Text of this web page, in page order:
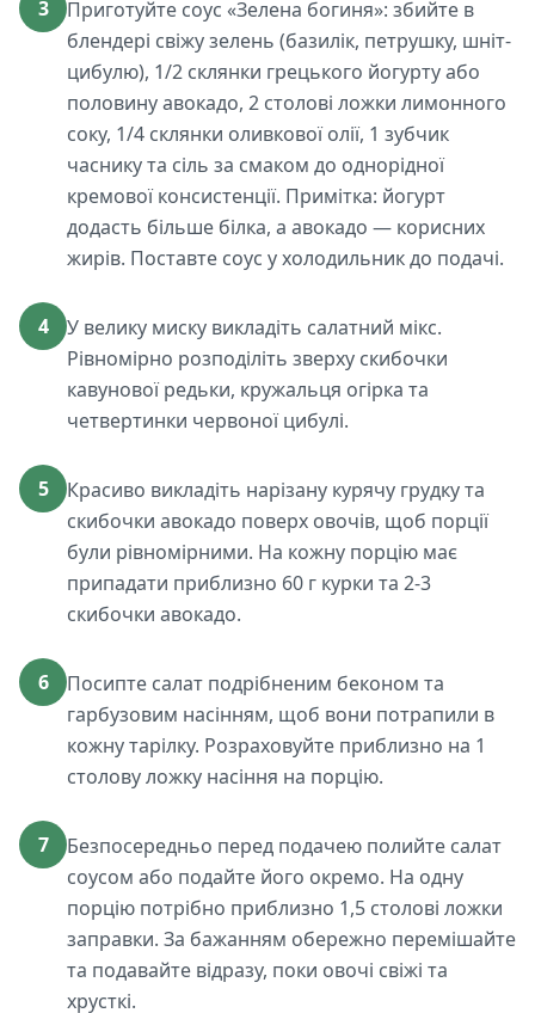
3
Приготуйте соус «Зелена богиня»: збийте в
блендері свіжу зелень (базилік, петрушку, шніт-
цибулю), 1/2 склянки грецького йогурту або
половину авокадо, 2 столові ложки лимонного
соку, 1/4 склянки оливкової олії, 1 зубчик
часнику та сіль за смаком до однорідної
кремової консистенції. Примітка: йогурт
додасть більше білка, а авокадо — корисних
жирів. Поставте соус у холодильник до подачі.
4
У велику миску викладіть салатний мікс.
Рівномірно розподіліть зверху скибочки
кавунової редьки, кружальця огірка та
четвертинки червоної цибулі.
5
Красиво викладіть нарізану курячу грудку та
скибочки авокадо поверх овочів, щоб порції
були рівномірними. На кожну порцію має
припадати приблизно 60 г курки та 2-3
скибочки авокадо.
6
Посипте салат подрібненим беконом та
гарбузовим насінням, щоб вони потрапили в
кожну тарілку. Розраховуйте приблизно на 1
столову ложку насіння на порцію.
7
Безпосередньо перед подачею полийте салат
соусом або подайте його окремо. На одну
порцію потрібно приблизно 1,5 столові ложки
заправки. За бажанням обережно перемішайте
та подавайте відразу, поки овочі свіжі та
хрусткі.